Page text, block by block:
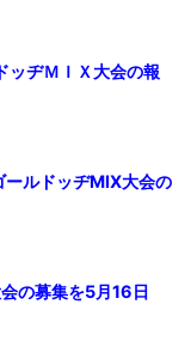
ヂＭＩＸ大会の報
ルドッヂMIX大会の
の募集を5月16日